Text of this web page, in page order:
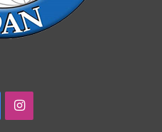
FacebookInstagram